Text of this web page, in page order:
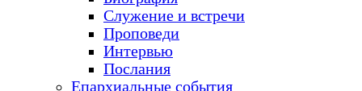
Служение и встречи
Проповеди
Интервью
Послания
Епархиальные события